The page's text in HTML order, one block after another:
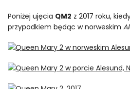
Poniżej ujęcia QM2 z 2017 roku,
przypadkiem będąc w norweskim